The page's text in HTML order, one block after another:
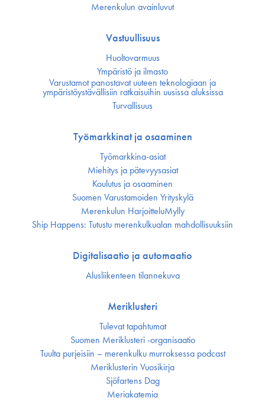
Merenkulun avainluvut
Vastuullisuus
Huoltovarmuus
Ympäristö ja ilmasto
Varustamot panostavat uuteen teknologiaan ja
ympäristöystävällisiin ratkaisuihin uusissa aluksissa
Turvallisuus
Työmarkkinat ja osaaminen
Työmarkkina-asiat
Miehitys ja pätevyys­asiat
Koulutus ja osaaminen
Suomen Varustamoiden Yrityskylä
Merenkulun HarjoitteluMylly
Ship Happens: Tutustu merenkulkualan mahdollisuuksiin
Digitalisaatio ja automaatio
Alusliikenteen tilannekuva
Meriklusteri
Tulevat tapahtumat
Suomen Meriklusteri -organisaatio
Tuulta purjeisiin – merenkulku murroksessa podcast
Meriklusterin Vuosikirja
Sjöfartens Dag
Meriakatemia